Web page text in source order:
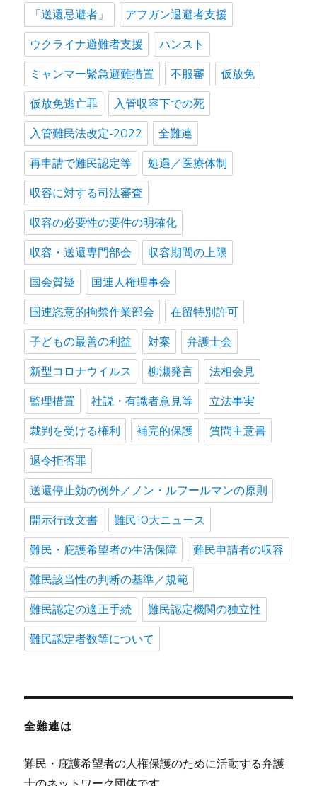
「送還忌避者」 アフガン退避者支援
ウクライナ避難者支援 ハンスト
ミャンマー緊急避難措置 不服審 仮放免
仮放免逃亡罪 入管収容下での死
入管難民法改定-2022 全難連
再申請で難民認定等 処遇／医療体制
収容に対する司法審査
収容の必要性の要件の明確化
収容・送還専門部会 収容期間の上限
国会質疑 国連人権理事会
国連恣意的拘禁作業部会 在留特別許可
子どもの最善の利益 対案 弁護士会
新型コロナウイルス 柳瀬発言 法相会見
監理措置 社説・有識者意見等 立法事実
裁判を受ける権利 補完的保護 質問主意書
退令拒否罪
送還停止効の例外／ノン・ルフールマンの原則
開示行政文書 難民10大ニュース
難民・庇護希望者の生活保障 難民申請者の収容
難民該当性の判断の基準／規範
難民認定の適正手続 難民認定機関の独立性
難民認定者数等について
全難連は
難民・庇護希望者の人権保護のために活動する弁護